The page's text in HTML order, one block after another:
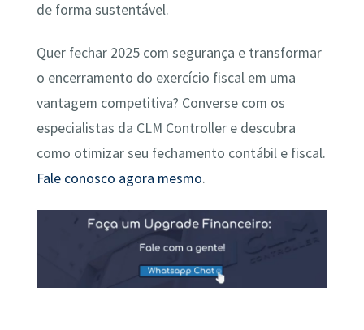
de forma sustentável.
Quer fechar 2025 com segurança e transformar
o encerramento do exercício fiscal em uma
vantagem competitiva? Converse com os
especialistas da CLM Controller e descubra
como otimizar seu fechamento contábil e fiscal.
Fale conosco agora mesmo.